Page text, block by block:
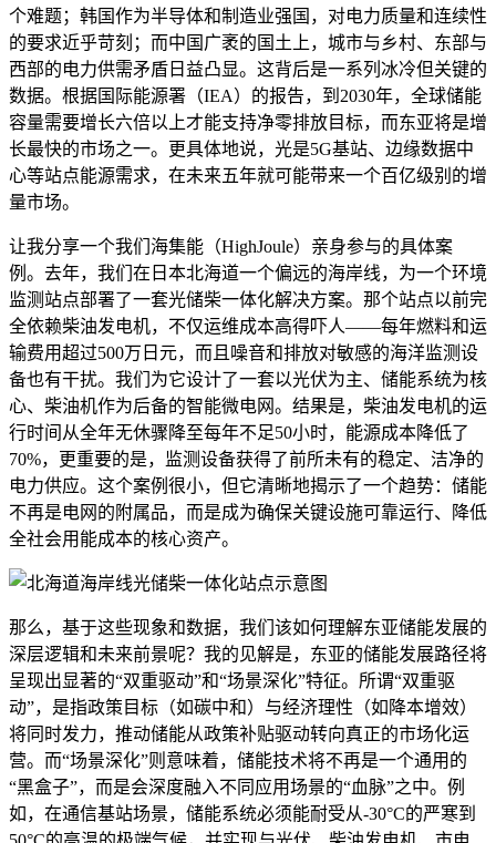
个难题；韩国作为半导体和制造业强国，对电力质量和连续性
的要求近乎苛刻；而中国广袤的国土上，城市与乡村、东部与
西部的电力供需矛盾日益凸显。这背后是一系列冰冷但关键的
数据。根据国际能源署（IEA）的报告，到2030年，全球储能
容量需要增长六倍以上才能支持净零排放目标，而东亚将是增
长最快的市场之一。更具体地说，光是5G基站、边缘数据中
心等站点能源需求，在未来五年就可能带来一个百亿级别的增
量市场。
让我分享一个我们海集能（HighJoule）亲身参与的具体案
例。去年，我们在日本北海道一个偏远的海岸线，为一个环境
监测站点部署了一套光储柴一体化解决方案。那个站点以前完
全依赖柴油发电机，不仅运维成本高得吓人——每年燃料和运
输费用超过500万日元，而且噪音和排放对敏感的海洋监测设
备也有干扰。我们为它设计了一套以光伏为主、储能系统为核
心、柴油机作为后备的智能微电网。结果是，柴油发电机的运
行时间从全年无休骤降至每年不足50小时，能源成本降低了
70%，更重要的是，监测设备获得了前所未有的稳定、洁净的
电力供应。这个案例很小，但它清晰地揭示了一个趋势：储能
不再是电网的附属品，而是成为确保关键设施可靠运行、降低
全社会用能成本的核心资产。
那么，基于这些现象和数据，我们该如何理解东亚储能发展的
深层逻辑和未来前景呢？我的见解是，东亚的储能发展路径将
呈现出显著的“双重驱动”和“场景深化”特征。所谓“双重驱
动”，是指政策目标（如碳中和）与经济理性（如降本增效）
将同时发力，推动储能从政策补贴驱动转向真正的市场化运
营。而“场景深化”则意味着，储能技术将不再是一个通用的
“黑盒子”，而是会深度融入不同应用场景的“血脉”之中。例
如，在通信基站场景，储能系统必须能耐受从-30°C的严寒到